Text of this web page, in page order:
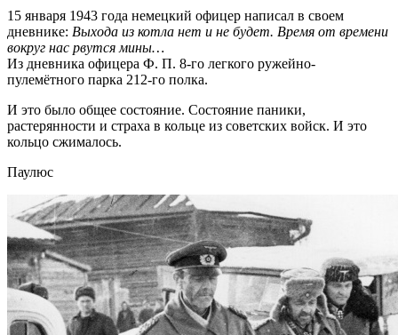
15 января 1943 года немецкий офицер написал в своем
дневнике: Выхода из котла нет и не будет. Время от времени
вокруг нас рвутся мины…
Из дневника офицера Ф. П. 8-го легкого ружейно-
пулемётного парка 212-го полка.
И это было общее состояние. Состояние паники,
растерянности и страха в кольце из советских войск. И это
кольцо сжималось.
Паулюс